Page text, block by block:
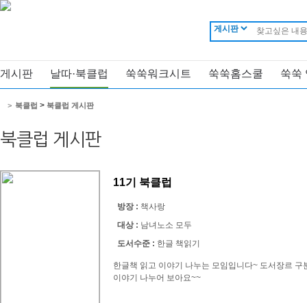
게시판 날따·북클럽 쑥쑥워크시트 쑥쑥홈스쿨 쑥쑥
북클럽 게시판
> 북클럽 > 북클럽 게시판
11기 북클럽
방장 : 책사랑
대상 : 남녀노소 모두
도서수준 : 한글 책읽기
한글책 읽고 이야기 나누는 모임입니다~ 도서장르
이야기 나누어 보아요~~